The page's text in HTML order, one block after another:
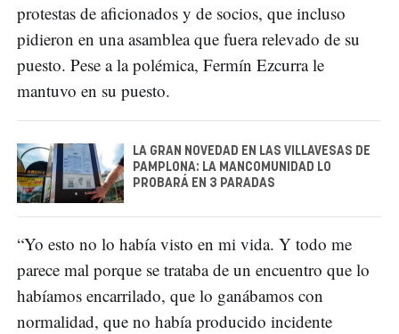
protestas de aficionados y de socios, que incluso
pidieron en una asamblea que fuera relevado de su
puesto. Pese a la polémica, Fermín Ezcurra le
mantuvo en su puesto.
LA GRAN NOVEDAD EN LAS VILLAVESAS DE
PAMPLONA: LA MANCOMUNIDAD LO
PROBARÁ EN 3 PARADAS
“Yo esto no lo había visto en mi vida. Y todo me
parece mal porque se trataba de un encuentro que lo
habíamos encarrilado, que lo ganábamos con
normalidad, que no había producido incidente